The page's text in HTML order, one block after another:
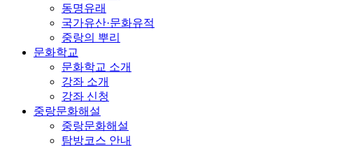
동명유래
국가유산·문화유적
중랑의 뿌리
문화학교
문화학교 소개
강좌 소개
강좌 신청
중랑문화해설
중랑문화해설
탐방코스 안내